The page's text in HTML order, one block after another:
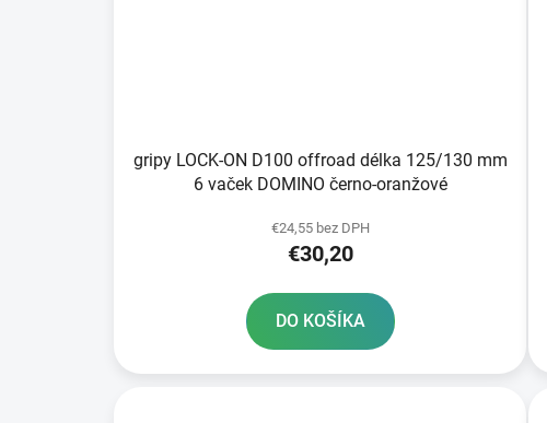
gripy LOCK-ON D100 offroad délka 125/130 mm
6 vaček DOMINO černo-oranžové
€24,55 bez DPH
€30,20
DO KOŠÍKA